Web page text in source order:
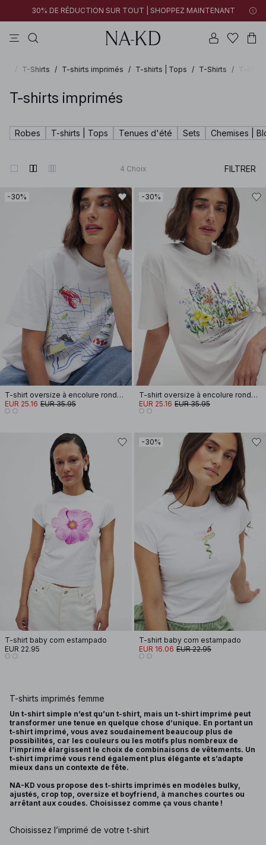
30% DE RÉDUCTION SUR TOUT | SHOPPEZ MAINTENANT
/ T-Shirts / T-shirts imprimés / T-shirts | Tops / T-Shirts / T-
T-shirts imprimés
Robes T-shirts | Tops Tenues d'été Sets Chemises |
4 Choix FILTRER
-30%
T-shirt oversize à encolure ronde et imprimé
EUR 25.16 EUR 35.95
-30%
T-shirt oversize à encolure ronde et imprimé
EUR 25.16 EUR 35.95
T-shirt baby com estampado
EUR 22.95
-30%
T-shirt baby com estampado
EUR 16.06 EUR 22.95
T-shirts imprimés femme
Un t-shirt simple n’est qu’un t-shirt, mais un t-shirt imprimé peut
transformer une tenue en quelque chose d’unique. En portant un
t-shirt imprimé, vous avez soudainement beaucoup plus de
possibilités, car les couleurs ou les motifs plus nombreux de
l’imprimé élargissent le choix de combinaisons de vêtements. Un
t-shirt imprimé vous rend également plus élégante et s’adapte
mieux dans un contexte de fête.
NA-KD vous propose des t-shirts imprimés en modèles bulky,
ajustés, crop top, oversize et boyfriend, à manches courtes ou
arrêtant aux coudes. Choisissez comme ça vous chante !
Choisissez l’imprimé de votre t-shirt